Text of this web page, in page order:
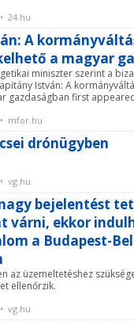
24.hu
A
a magyar
miniszter szerint a
István: A
gazdaságban first
• mfor.hu
drónügyben
vg.hu
bejelentést
várni, ekkor
a Budapest-
az üzemeltetéshez
ellenőrzik.
vg.hu